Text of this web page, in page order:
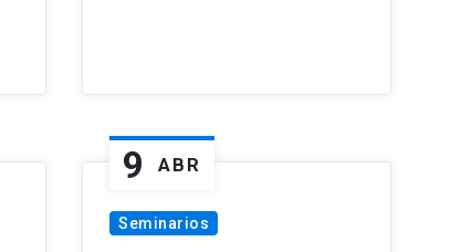
9 ABR
Seminarios